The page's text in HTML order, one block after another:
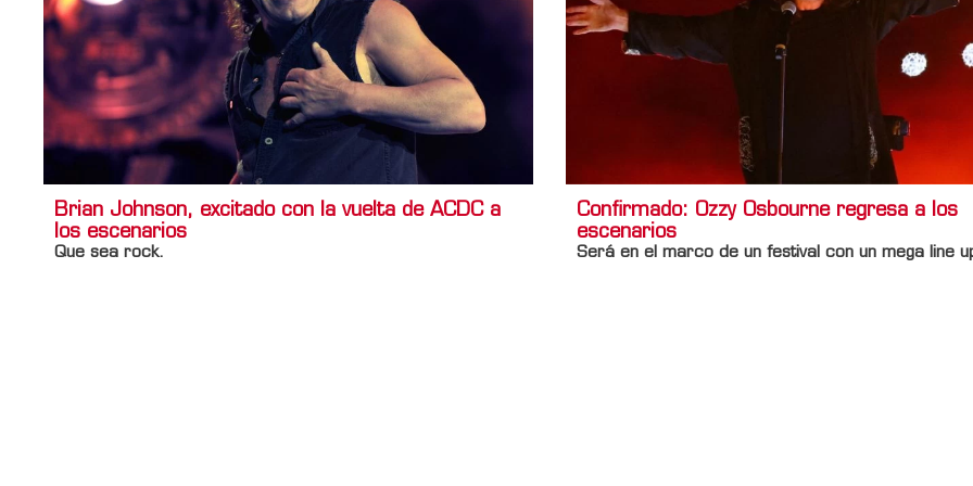
Brian Johnson, excitado con la vuelta de ACDC a
los escenarios
Que sea rock.
Confirmado: Ozzy Osbourne regresa a los
escenarios
Será en el marco de un festival con un mega line